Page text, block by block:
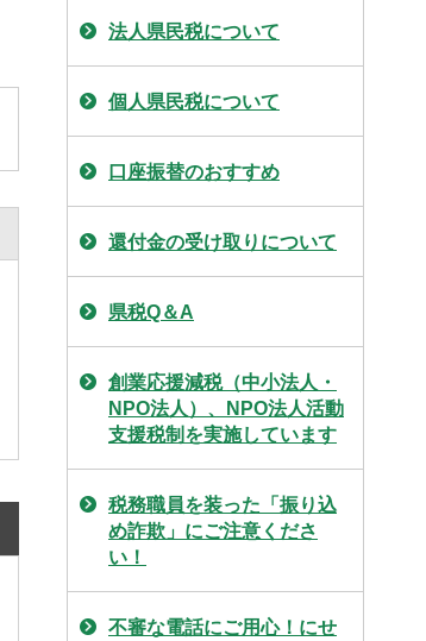
法人県民税について
個人県民税について
口座振替のおすすめ
還付金の受け取りについて
県税Q＆A
創業応援減税（中小法人・
NPO法人）、NPO法人活動
支援税制を実施しています
税務職員を装った「振り込
め詐欺」にご注意くださ
い！
不審な電話にご用心！にせ